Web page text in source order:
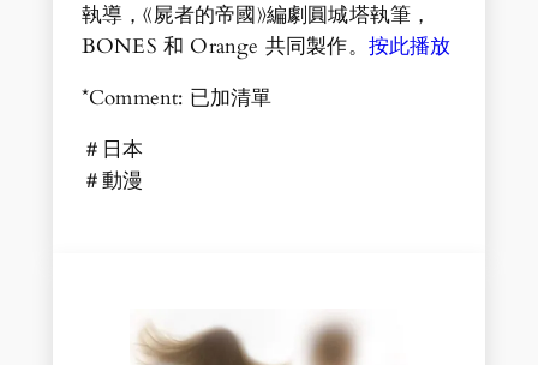
執導，《屍者的帝國》編劇圓城塔執筆，
BONES 和 Orange 共同製作。 按此播放
*Comment: 已加清單
＃日本
＃動漫